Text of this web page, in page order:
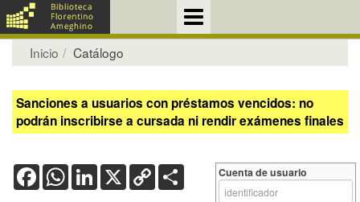
Inicio Catálogo
Sanciones a usuarios con préstamos vencidos: no
podrán inscribirse a cursada ni rendir exámenes finales
FacebookWhatsApp
LinkedIn
X Copy
Link
Cuenta de usuario